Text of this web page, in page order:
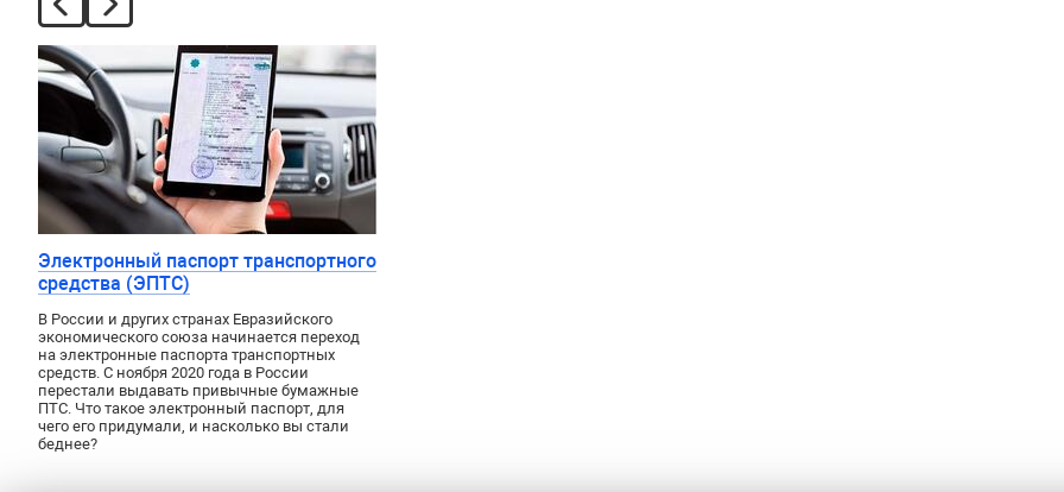
Электронный паспорт транспортного
средства (ЭПТС)
В России и других странах Евразийского
экономического союза начинается переход
на электронные паспорта транспортных
средств. С ноября 2020 года в России
перестали выдавать привычные бумажные
ПТС. Что такое электронный паспорт, для
чего его придумали, и насколько вы стали
беднее?